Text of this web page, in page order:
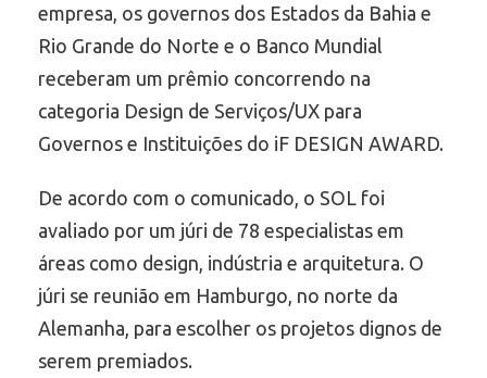
empresa, os governos dos Estados da Bahia e
Rio Grande do Norte e o Banco Mundial
receberam um prêmio concorrendo na
categoria Design de Serviços/UX para
Governos e Instituições do iF DESIGN AWARD.
De acordo com o comunicado, o SOL foi
avaliado por um júri de 78 especialistas em
áreas como design, indústria e arquitetura. O
júri se reunião em Hamburgo, no norte da
Alemanha, para escolher os projetos dignos de
serem premiados.